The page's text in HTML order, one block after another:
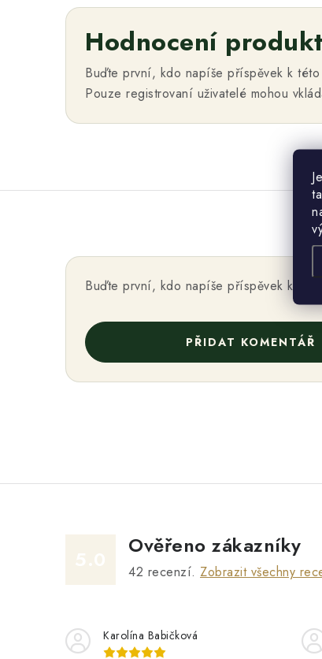
Hodnocení
Buďte první, kdo napíše příspěvek k
Pouze registrovaní uživatelé mohou
Buďte první, kdo napíše příspěvek k této
PŘIDAT KOMENTÁŘ
Ověřeno zákazníky
42 recenzí. Zobrazit všechny
Karolína Babičková